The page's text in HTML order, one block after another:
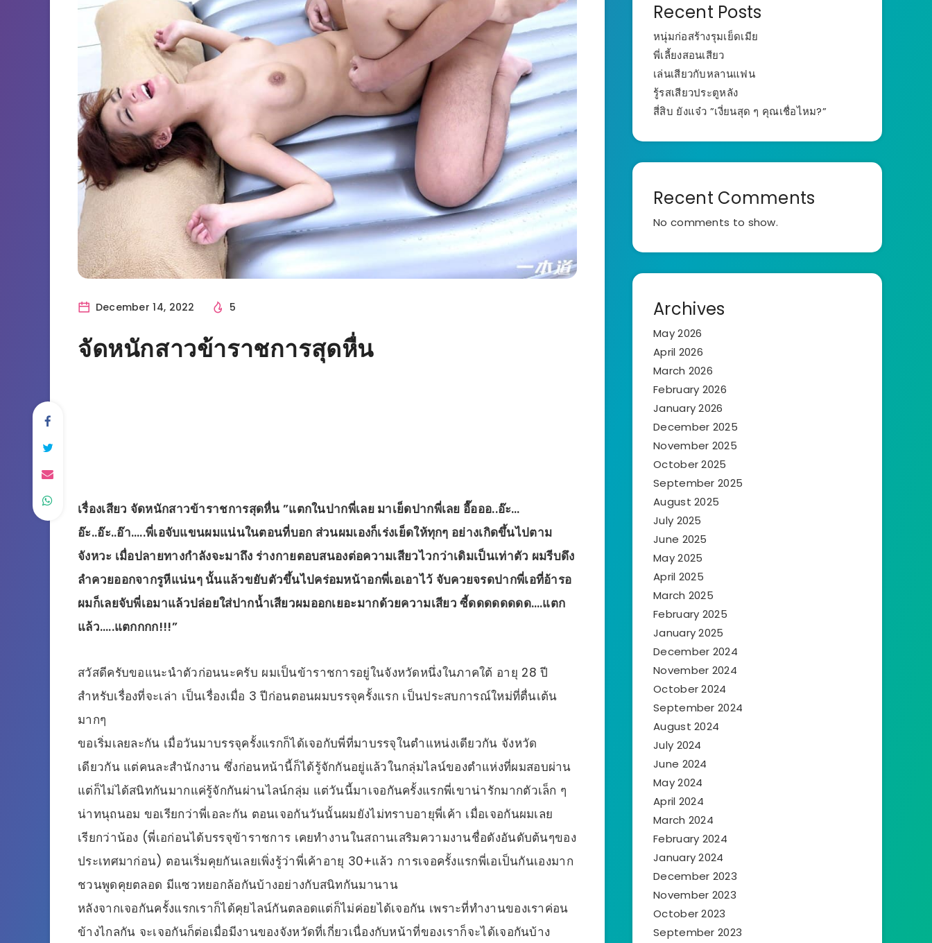
December 14, 2022 5
จัดหนักสาวข้าราชการสุดหื่น
เรื่องเสียว จัดหนักสาวข้าราชการสุดหื่น ”แตกในปากพี่เลย มาเย็ดปากพี่เลย อื๊อออ..อ๊ะ…
อ๊ะ..อ๊ะ..อ๊า…..พี่เอจับแขนผมแน่นในตอนที่บอก ส่วนผมเองก็เร่งเย็ดให้ทุกๆ อย่างเกิดขึ้นไปตาม
จังหวะ เมื่อปลายทางกำลังจะมาถึง ร่างกายตอบสนองต่อความเสียวไวกว่าเดิมเป็นเท่าตัว ผมรีบดึง
ลำควยออกจากรูหีแน่นๆ นั้นแล้วขยับตัวขึ้นไปคร่อมหน้าอกพี่เอเอาไว้ จับควยจรดปากพี่เอที่อ้ารอ
ผมก็เลยจับพี่เอมาแล้วปล่อยใส่ปากน้ำเสียวผมออกเยอะมากด้วยความเสียว ซี้ดดดดดดดด….แตก
แล้ว…..แตกกกก!!!”
สวัสดีครับขอแนะนำตัวก่อนนะครับ ผมเป็นข้าราชการอยู่ในจังหวัดหนึ่งในภาคใต้ อายุ 28 ปี
สำหรับเรื่องที่จะเล่า เป็นเรื่องเมื่อ 3 ปีก่อนตอนผมบรรจุครั้งแรก เป็นประสบการณ์ใหม่ที่ตื่นเต้น
มากๆ
ขอเริ่มเลยละกัน เมื่อวันมาบรรจุครั้งแรกก็ได้เจอกับพี่ที่มาบรรจุในตำแหน่งเดียวกัน จังหวัด
เดียวกัน แต่คนละสำนักงาน ซึ่งก่อนหน้านี้ก็ได้รู้จักกันอยู่แล้วในกลุ่มไลน์ของตำแห่งที่ผมสอบผ่าน
แต่ก็ไม่ได้สนิทกันมากแค่รู้จักกันผ่านไลน์กลุ่ม แต่วันนี้มาเจอกันครั้งแรกพี่เขาน่ารักมากตัวเล็ก ๆ
น่าทนุถนอม ขอเรียกว่าพี่เอละกัน ตอนเจอกันวันนั้นผมยังไม่ทราบอายุพี่เค้า เมื่อเจอกันผมเลย
เรียกว่าน้อง (พี่เอก่อนได้บรรจุข้าราชการ เคยทำงานในสถานเสริมความงานชื่อดังอันดับต้นๆของ
ประเทศมาก่อน) ตอนเริ่มคุยกันเลยเพิ่งรู้ว่าพี่เค้าอายุ 30+แล้ว การเจอครั้งแรกพี่เอเป็นกันเองมาก
ชวนพูดคุยตลอด มีแซวหยอกล้อกันบ้างอย่างกับสนิทกันมานาน
หลังจากเจอกันครั้งแรกเราก็ได้คุยไลน์กันตลอดแต่ก็ไม่ค่อยได้เจอกัน เพราะที่ทำงานของเราค่อน
ข้างไกลกัน จะเจอกันก็ต่อเมื่อมีงานของจังหวัดที่เกี่ยวเนื่องกับหน้าที่ของเราก็จะได้เจอกันบ้าง
Recent Posts
หนุ่มก่อสร้างรุมเย็ดเมีย
พี่เลี้ยงสอนเสียว
เล่นเสียวกับหลานแฟน
รู้รสเสียวประตูหลัง
สี่สิบ ยังแจ๋ว ”เงี่ยนสุด ๆ คุณเชื่อไหม?”
Recent Comments
No comments to show.
Archives
May 2026
April 2026
March 2026
February 2026
January 2026
December 2025
November 2025
October 2025
September 2025
August 2025
July 2025
June 2025
May 2025
April 2025
March 2025
February 2025
January 2025
December 2024
November 2024
October 2024
September 2024
August 2024
July 2024
June 2024
May 2024
April 2024
March 2024
February 2024
January 2024
December 2023
November 2023
October 2023
September 2023